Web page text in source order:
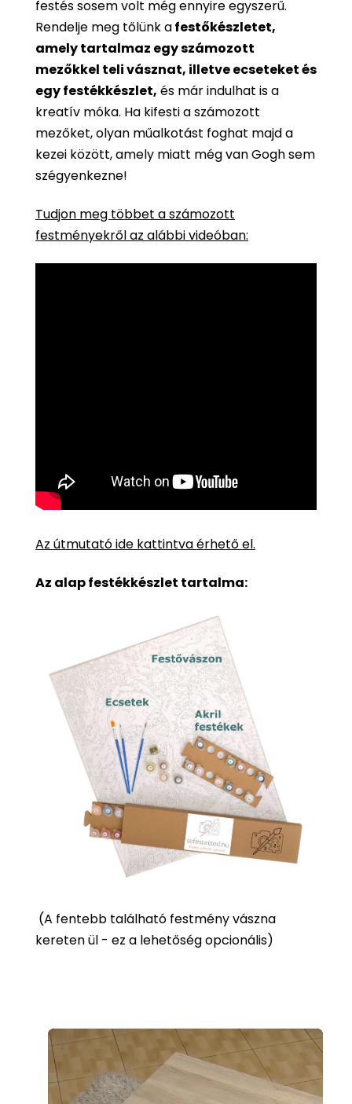
festés sosem volt még ennyire egyszerű.
Rendelje meg tőlünk afestőkészletet,
amely tartalmaz egy számozott
mezőkkel teli vásznat, illetve ecseteket és
egy festékkészlet, és már indulhat is a
kreatív móka. Ha kifesti a számozott
mezőket, olyan műalkotást foghat majd a
kezei között, amely miatt még van Gogh sem
szégyenkezne!
Tudjon meg többet a számozott
festményekről az alábbi videóban:
Az útmutató ide kattintva érhető el.
Az alap festékkészlet tartalma:
(A fentebb található festmény vászna
kereten ül - ez a lehetőség opcionális)